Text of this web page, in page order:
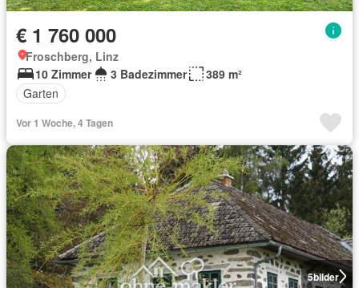
€ 1 760 000
Froschberg, Linz
10 Zimmer
3 Badezimmer
389 m²
Garten
Vor 1 Woche, 4 Tagen
5bilder